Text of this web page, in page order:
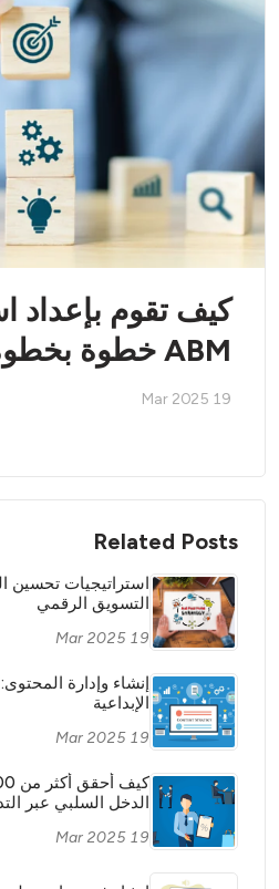
كيف تقوم بإعداد
ABM خطوة بخطوة؟
19 Mar 2025
Related Posts
استراتيجيات تحسين
التسويق الرقمي
19 Mar 2025
إنشاء وإدارة المحتوى:
الإبداعية
19 Mar 2025
الدخل السلبي عبر
19 Mar 2025